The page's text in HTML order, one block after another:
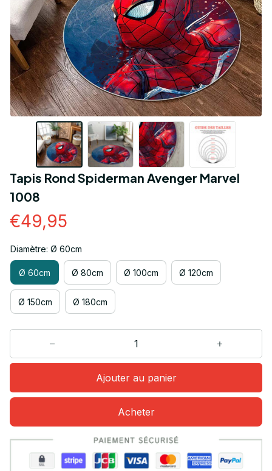
Tapis Rond Spiderman Avenger Marvel
1008
€49,95
Diamètre: Ø 60cm
Ø 60cm Ø 80cm Ø 100cm Ø 120cm
Ø 150cm Ø 180cm
Ajouter au panier
Acheter